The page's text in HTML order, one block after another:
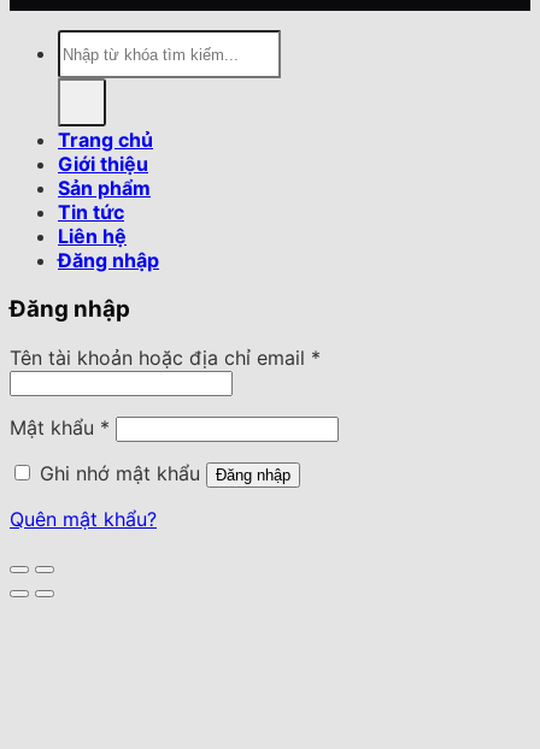
Tìm
kiếm:
Trang chủ
Giới thiệu
Sản phẩm
Tin tức
Liên hệ
Đăng nhập
Đăng nhập
Tên tài khoản hoặc địa chỉ email *
Mật khẩu *
Ghi nhớ mật khẩu
Đăng nhập
Quên mật khẩu?